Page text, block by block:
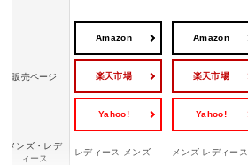
販売ページ
Amazon
楽天市場
Yahoo!
Amazon
楽天市場
Yahoo!
メンズ・レデ
ィース
レディース メンズ メンズ レディース